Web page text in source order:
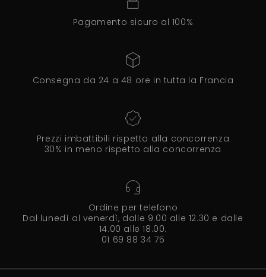
Pagamento sicuro al 100%
Consegna da 24 a 48 ore in tutta la Francia
Prezzi imbattibili rispetto alla concorrenza
30% in meno rispetto alla concorrenza
Ordine per telefono
Dal lunedì al venerdì, dalle 9.00 alle 12.30 e dalle
14.00 alle 18.00.
01 69 88 34 75